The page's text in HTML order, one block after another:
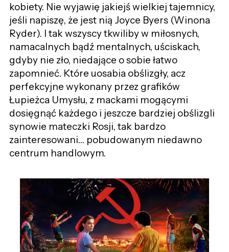
kobiety. Nie wyjawię jakiejś wielkiej tajemnicy,
jeśli napiszę, że jest nią Joyce Byers (Winona
Ryder). I tak wszyscy tkwiliby w miłosnych,
namacalnych bądź mentalnych, uściskach,
gdyby nie zło, niedające o sobie łatwo
zapomnieć. Które uosabia obślizgły, acz
perfekcyjne wykonany przez grafików
Łupieżca Umysłu, z mackami mogącymi
dosięgnąć każdego i jeszcze bardziej obślizgli
synowie mateczki Rosji, tak bardzo
zainteresowani… pobudowanym niedawno
centrum handlowym.